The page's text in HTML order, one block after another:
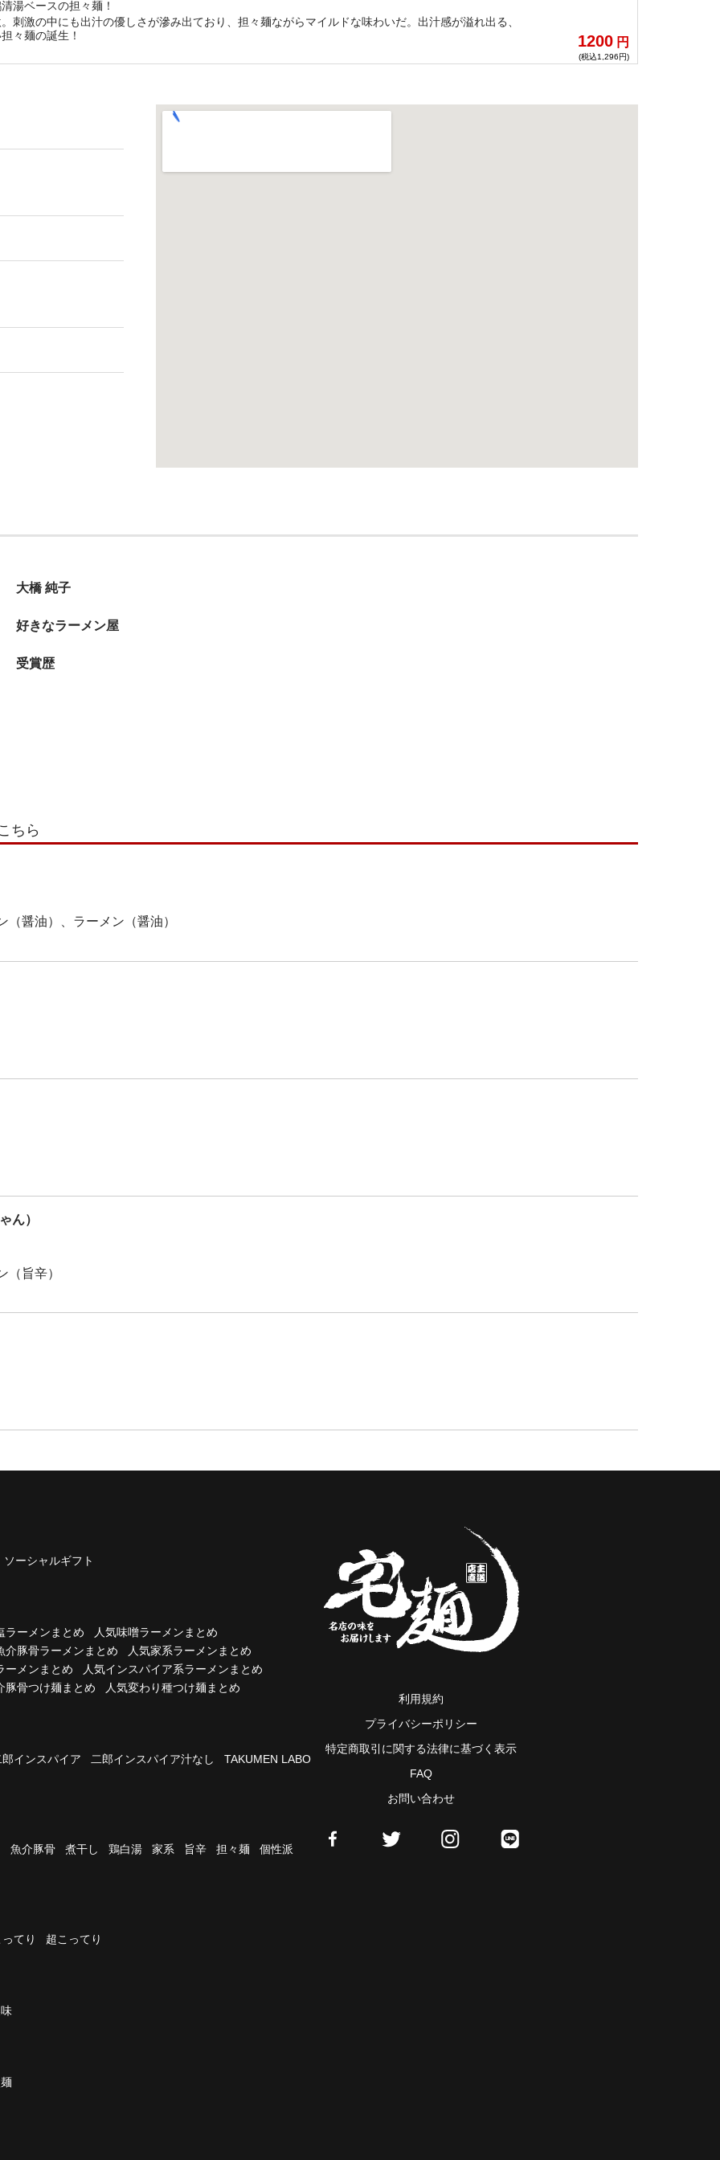
湯ベースの担々麺！
刺激の中にも出汁の優しさが滲み出ており、担々麺ながらマイルドな味わいだ。出汁感が溢れ出る、
々麺の誕生！
1200 円
(税込1,296円)
大橋 純子
好きなラーメン屋
受賞歴
ちら
醤油）、ラーメン（醤油）
ん）
（旨辛）
ソーシャルギフト
ラーメンまとめ
人気味噌ラーメンまとめ
介豚骨ラーメンまとめ
人気家系ラーメンまとめ
ーメンまとめ
人気インスパイア系ラーメンまとめ
豚骨つけ麺まとめ
人気変わり種つけ麺まとめ
郎インスパイア 二郎インスパイア汁なし TAKUMEN LABO
魚介豚骨 煮干し 鶏白湯 家系 旨辛 担々麺 個性派
てり 超こってり
利用規約
プライバシーポリシー
特定商取引に関する法律に基づく表示
FAQ
お問い合わせ